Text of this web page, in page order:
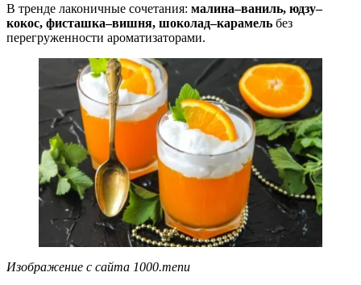
В тренде лаконичные сочетания: малина–ваниль, юдзу–
кокос, фисташка–вишня, шоколад–карамель без
перегруженности ароматизаторами.
Изображение с сайта 1000.menu